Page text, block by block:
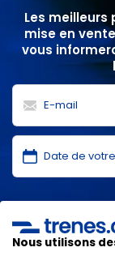
Les
mise en
vous
protection des
ONLINE TRAVEL
Nous utilisons